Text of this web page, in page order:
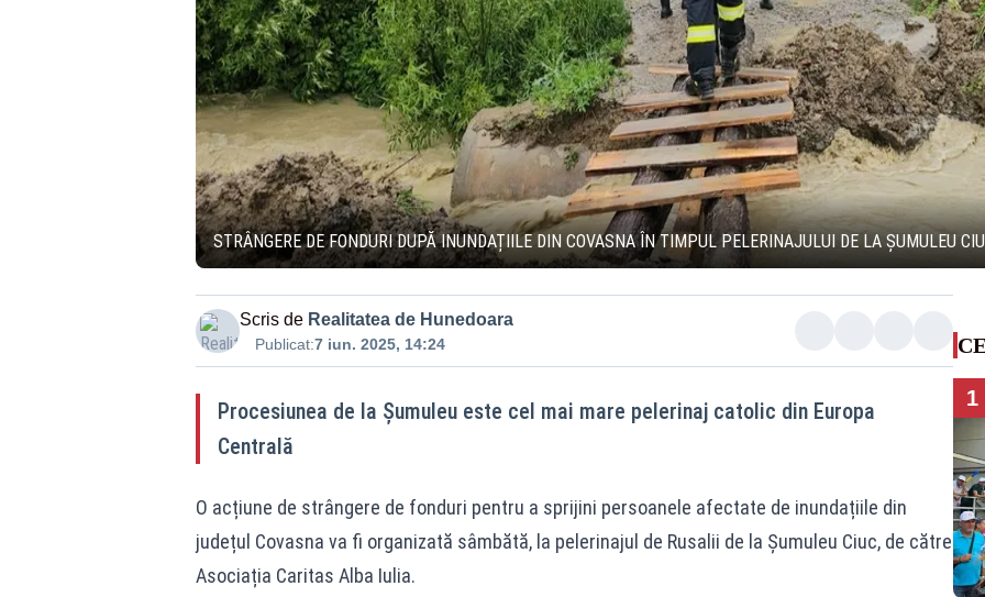
STRÂNGERE DE FONDURI DUPĂ INUNDAȚIILE DIN COVASNA ÎN TIMPUL PELERINAJULUI DE LA ȘUMULEU
Scris de Realitatea de Hunedoara
Publicat:7 iun. 2025, 14:24
Procesiunea de la Șumuleu este cel mai mare pelerinaj catolic din Europa
Centrală
O acțiune de strângere de fonduri pentru a sprijini persoanele afectate de inundațiile din
județul Covasna va fi organizată sâmbătă, la pelerinajul de Rusalii de la Șumuleu Ciuc, de către
Asociația Caritas Alba Iulia.
1